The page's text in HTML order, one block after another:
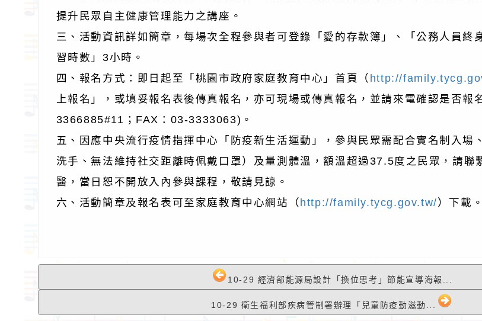
提升民眾自主健康管理能力之講座。
三、活動資訊詳如簡章，每場次全程參與者可登錄「愛的存款簿」、「公務人員終
習時數」3小時。
四、報名方式：即日起至「桃園市政府家庭教育中心」首頁（ http://
上報名」，或填妥報名表後傳真報名，亦可現場或傳真報名，並請來電確認是否報
3366885#11；FAX：03-3333063)。
五、因應中央流行疫情指揮中心「防疫新生活運動」，參與民眾需配合實名制入場
洗手、無法維持社交距離時佩戴口罩）及量測體溫，額溫超過37.5度之民眾，請聯
醫，當日恕不開放入內參與課程，敬請見諒。
六、活動簡章及報名表可至家庭教育中心網站（ http://family.tycg.gov.tw/ ）下載。
10-29 經濟部能源局設計「換位思考」節能宣導海報...
10-29 衛生福利部疾病管制署辦理「兒童防疫動滋動...